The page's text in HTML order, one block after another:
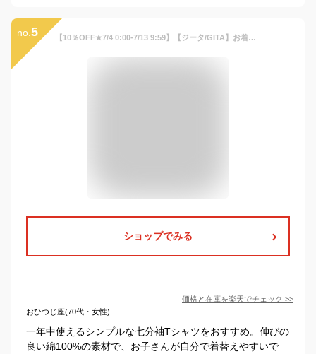
no. 5 【10％OFF★7/4 0:00-7/13 9:59】【ジータ/GITA】お着替えしやすい ソフのび フライス 七分袖 Tシャツ ◆ 80 90 100 110 120 130 ◆◇ 春 秋 男女兼用 男の子 女の子 子供服 キッズ 子ども こども 子供 服 トップス 入園 シンプル 無地 ボーダー
ショップでみる
価格と在庫を楽天でチェック >>
おひつじ座(70代・女性)
一年中使えるシンプルな七分袖Tシャツをおすすめ。伸びの
良い綿100%の素材で、お子さんが自分で着替えやすいで